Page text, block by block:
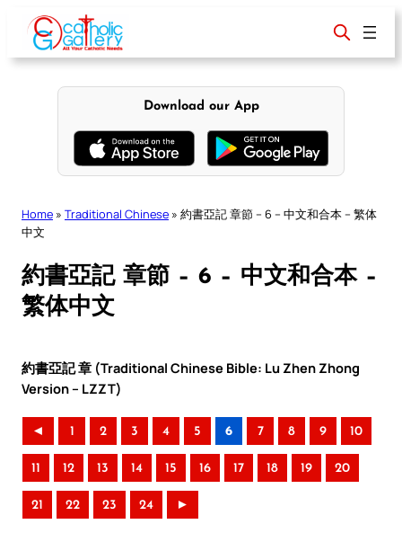
content
Download our App
Home » Traditional Chinese » 約書亞記 章節 – 6 – 中文和合本 – 繁体
中文
約書亞記 章節 – 6 – 中文和合本 –
繁体中文
約書亞記 章 (Traditional Chinese Bible: Lu Zhen Zhong
Version – LZZT)
◄ 1 2 3 4 5 6 7 8 9 10
11 12 13 14 15 16 17 18 19 20
21 22 23 24 ►